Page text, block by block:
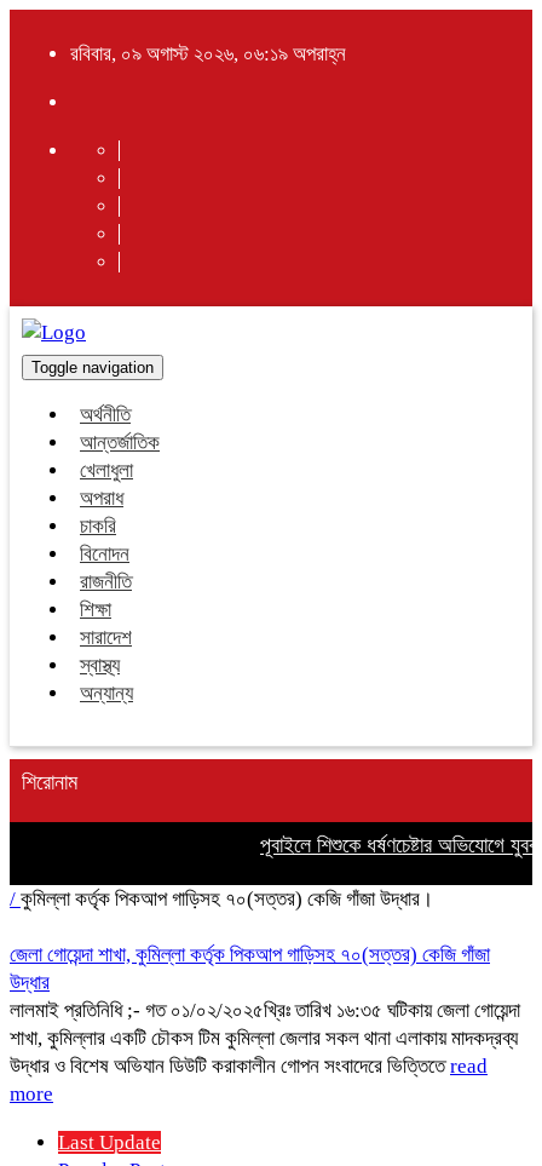
রবিবার, ০৯ অগাস্ট ২০২৬, ০৬:১৯ অপরাহ্ন
Toggle navigation
অর্থনীতি
আন্তর্জাতিক
খেলাধুলা
অপরাধ
চাকরি
বিনোদন
রাজনীতি
শিক্ষা
সারাদেশ
স্বাস্থ্য
অন্যান্য
শিরোনাম
পূবাইলে শিশুকে ধর্ষণচেষ্টার অভিযোগে যুবক
/ কুমিল্লা কর্তৃক পিকআপ গাড়িসহ ৭০(সত্তর) কেজি গাঁজা উদ্ধার।
জেলা গোয়েন্দা শাখা, কুমিল্লা কর্তৃক পিকআপ গাড়িসহ ৭০(সত্তর) কেজি গাঁজা
উদ্ধার
লালমাই প্রতিনিধি ;- গত ০১/০২/২০২৫খ্রিঃ তারিখ ১৬:৩৫ ঘটিকায় জেলা গোয়েন্দা
শাখা, কুমিল্লার একটি চৌকস টিম কুমিল্লা জেলার সকল থানা এলাকায় মাদকদ্রব্য
উদ্ধার ও বিশেষ অভিযান ডিউটি করাকালীন গোপন সংবাদেরে ভিত্তিতেread
more
Last Update